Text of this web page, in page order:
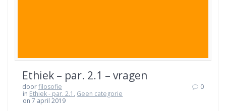
Ethiek – par. 2.1 – vragen
doorfilosofie
in Ethiek - par. 2.1 , Geen categorie
on 7 april 2019
0